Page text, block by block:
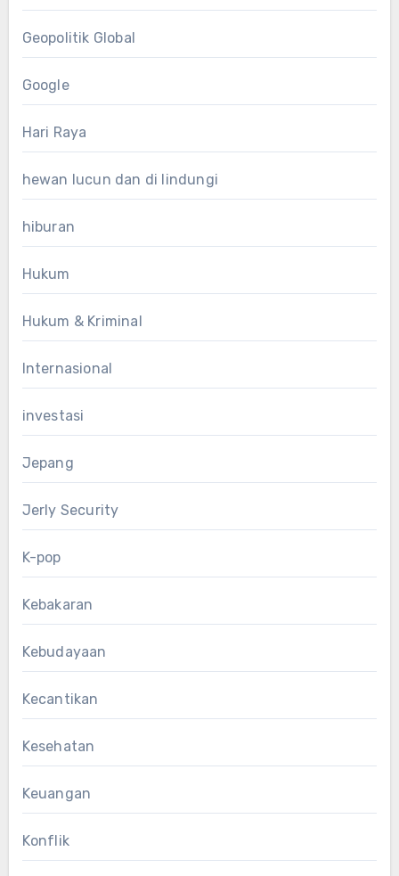
Geopolitik Global
Google
Hari Raya
hewan lucun dan di lindungi
hiburan
Hukum
Hukum & Kriminal
Internasional
investasi
Jepang
Jerly Security
K-pop
Kebakaran
Kebudayaan
Kecantikan
Kesehatan
Keuangan
Konflik